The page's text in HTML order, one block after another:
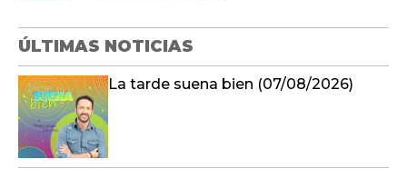
ÚLTIMAS NOTICIAS
La tarde suena bien (07/08/2026)